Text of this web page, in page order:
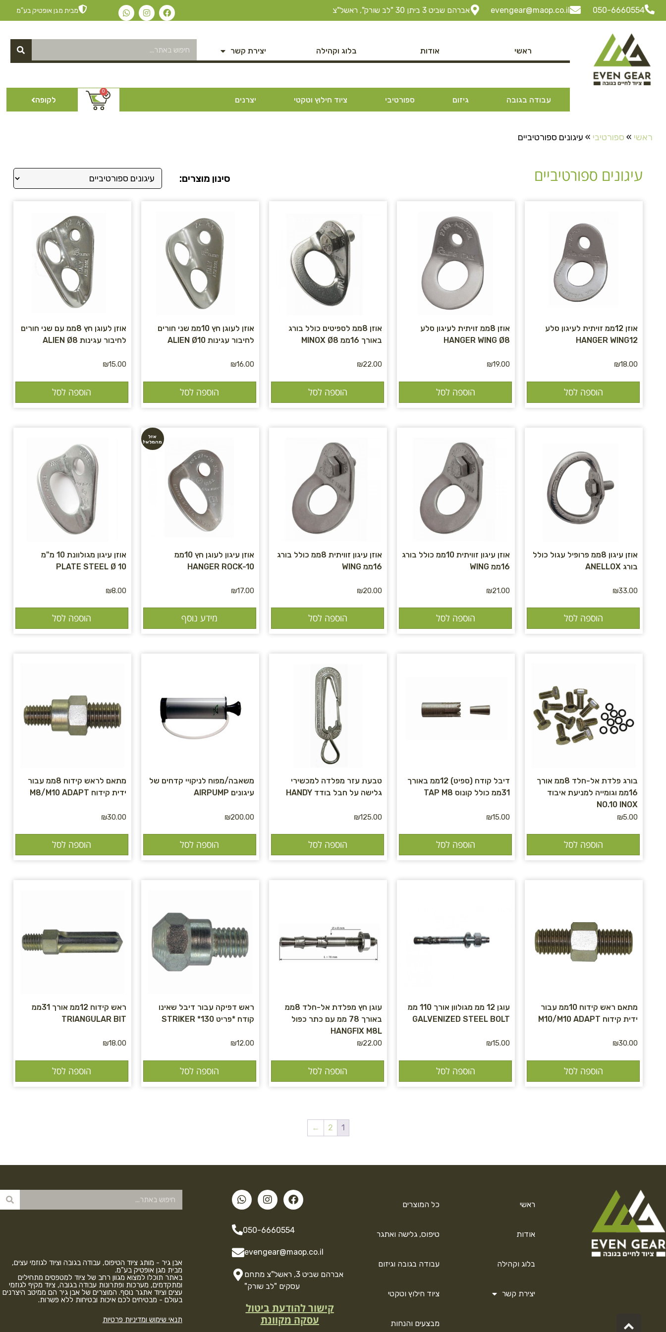
050-6660554
evengear@maop.co.il אברהם שביט 3 ביתן 30 "לב שורק", ראשל"צ מבית מגן אופטיק בע"מ
ראשי אודות בלוג וקהילה יצירת קשר
עבודה בגובה גיזום ספורטיבי ציוד חילוץ וטקטי יצרנים
0
לקופה
ראשי » ספורטיבי » עיגונים ספורטיביים
עיגונים ספורטיביים סינון מוצרים:
אוזן 12ממ זויתית לעיגון סלע
HANGER WING12
₪18.00
הוספה לסל
אוזן 8ממ זויתית לעיגון סלע
HANGER WING Ø8
₪19.00
הוספה לסל
אוזן 8ממ לספיטים כולל בורג
באורך 16ממ MINOX Ø8
₪22.00
הוספה לסל
אוזן לעוגן חץ 10ממ שני חורים
לחיבור עגינות ALIEN Ø10
₪16.00
הוספה לסל
אוזן לעוגן חץ 8ממ עם שני חורים
לחיבור עגינות ALIEN Ø8
₪15.00
הוספה לסל
אוזן עיגון 8ממ פרופיל עגול כולל
בורג ANELLOX
₪33.00
הוספה לסל
אוזן עיגון זוויתית 10ממ כולל בורג
16ממ WING
₪21.00
הוספה לסל
אוזן עיגון זוויתית 8ממ כולל בורג
16ממ WING
₪20.00
הוספה לסל
אזל
מהמלאי!
אוזן עיגון לעוגן חץ 10ממ
HANGER ROCK-10
₪17.00
מידע נוסף
אוזן עיגון מגולוונת 10 מ"מ
PLATE STEEL Ø 10
₪8.00
הוספה לסל
בורג פלדת אל-חלד 8ממ אורך
16ממ וגומייה למניעת איבוד
NO.10 INOX
₪5.00
הוספה לסל
דיבל קודח (ספיט) 12ממ באורך
31ממ כולל קונוס TAP M8
₪15.00
הוספה לסל
טבעת עזר מפלדה למכשירי
גלישה על חבל בודד HANDY
₪125.00
הוספה לסל
משאבה/מפוח לניקויי קדחים של
עיגונים AIRPUMP
₪200.00
הוספה לסל
מתאם לראש קידוח 8ממ עבור
ידית קידוח M8/M10 ADAPT
₪30.00
הוספה לסל
מתאם ראש קידוח 10ממ עבור
ידית קידוח M10/M10 ADAPT
₪30.00
הוספה לסל
עוגן 12 ממ מגולוון אורך 110 ממ
GALVENIZED STEEL BOLT
₪15.00
הוספה לסל
עוגן חץ מפלדת אל-חלד 8ממ
באורך 78 ממ עם כתר כפול
HANGFIX M8L
₪22.00
הוספה לסל
ראש דפיקה עבור דיבל שאינו
קודח *פריט STRIKER *130
₪12.00
הוספה לסל
ראש קידוח 12ממ אורך 31ממ
TRIANGULAR BIT
₪18.00
הוספה לסל
1
2
←
ראשי
אודות
בלוג וקהילה
יצירת קשר
כל המוצרים
טיפוס, גלישה ואתגר
עבודה בגובה וגיזום
ציוד חילוץ וטקטי
מבצעים והנחות
050-6660554
evengear@maop.co.il
אברהם שביט 3, ראשל"צ מתחם
עסקים "לב שורק"
קישור להודעת ביטול
עסקה מקוונת
אבן גיר - מותג ציוד הטיפוס, עבודה בגובה וציוד לגוזמי עצים,
מבית מגן אופטיק בע"מ.
באתר תוכלו למצוא מגוון רחב של ציוד למטפסים מתחילים
ומתקדמים, מערכות ופתרונות עבודה בגובה, ציוד מקיף לגוזמי
עצים וציוד אתגר נוסף. המוצרים של אבן גיר הם ממיטב היצרנים
בעולם - מבטיחים לכם איכות ובטיחות ללא פשרות.
תנאי שימוש ומדיניות פרטיות